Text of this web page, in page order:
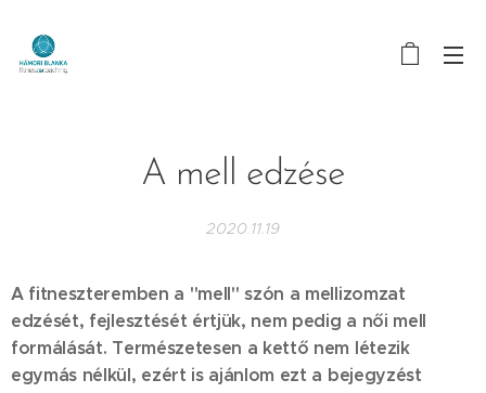
A mell edzése
2020.11.19
A fitneszteremben a "mell" szón a mellizomzat
edzését, fejlesztését értjük, nem pedig a női mell
formálását. Természetesen a kettő nem létezik
egymás nélkül, ezért is ajánlom ezt a bejegyzést